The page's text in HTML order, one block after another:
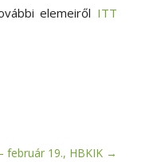
elemeiről ITT
február 19., HBKIK →